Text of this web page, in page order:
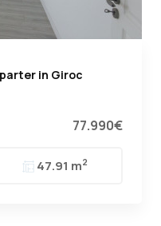
in Giroc
77.990€
47.91 m2